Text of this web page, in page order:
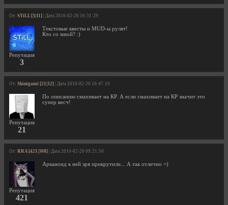
От: STiLL [3|11] | Дата 2010-02-20 16:31:29
Репутация
3
Текстовые квесты и MUD-ы рулят!
Кто со мной? :)
От: Shinigami [21|32] | Дата 2010-02-20 10:47:19
Репутация
21
По описанию смахивает на КР. А если смахивает на КР значит это
супер весч!
От: RRA [421|308] | Дата 2010-02-20 09:21:50
Репутация
421
Арканоид к ней зря прикрутили... А так отлично =)